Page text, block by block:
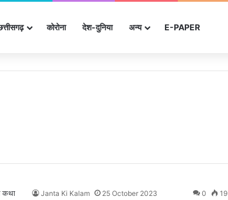
कोरोना देश-दुनिया अन्‍य E-PAPER
Janta Ki Kalam 25 October 2023 0 19